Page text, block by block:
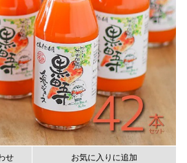
せ お気に入りに追加